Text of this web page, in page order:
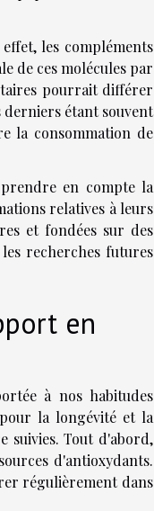
les compléments
de ces molécules par
pourrait différer
derniers étant souvent
la consommation de
en compte la
relatives à leurs
et fondées sur des
recherches futures
en
à nos habitudes
la longévité et la
suivies. Tout d'abord,
d'antioxydants.
régulièrement dans